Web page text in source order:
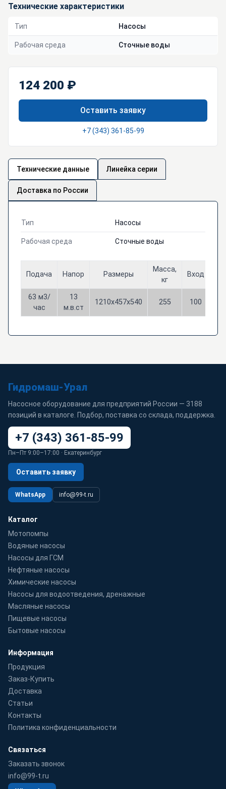
Технические характеристики
Тип Насосы
Рабочая среда Сточные воды
124 200 ₽
Оставить заявку
+7 (343) 361-85-99
Технические данные Линейка серии
Доставка по России
Тип Насосы
Рабочая среда Сточные воды
Подача Напор Размеры
Масса,
кг
Вход
63 м3/
час
13
м.в.ст
1210х457х540 255 100
Гидромаш-Урал
Насосное оборудование для предприятий России — 3188
позиций в каталоге. Подбор, поставка со склада, поддержка.
+7 (343) 361-85-99
Пн–Пт 9:00–17:00 · Екатеринбург
Оставить заявку
WhatsApp info@99-t.ru
Каталог
Мотопомпы
Водяные насосы
Насосы для ГСМ
Нефтяные насосы
Химические насосы
Насосы для водоотведения, дренажные
Масляные насосы
Пищевые насосы
Бытовые насосы
Информация
Продукция
Заказ-Купить
Доставка
Статьи
Контакты
Политика конфиденциальности
Связаться
Заказать звонок
info@99-t.ru